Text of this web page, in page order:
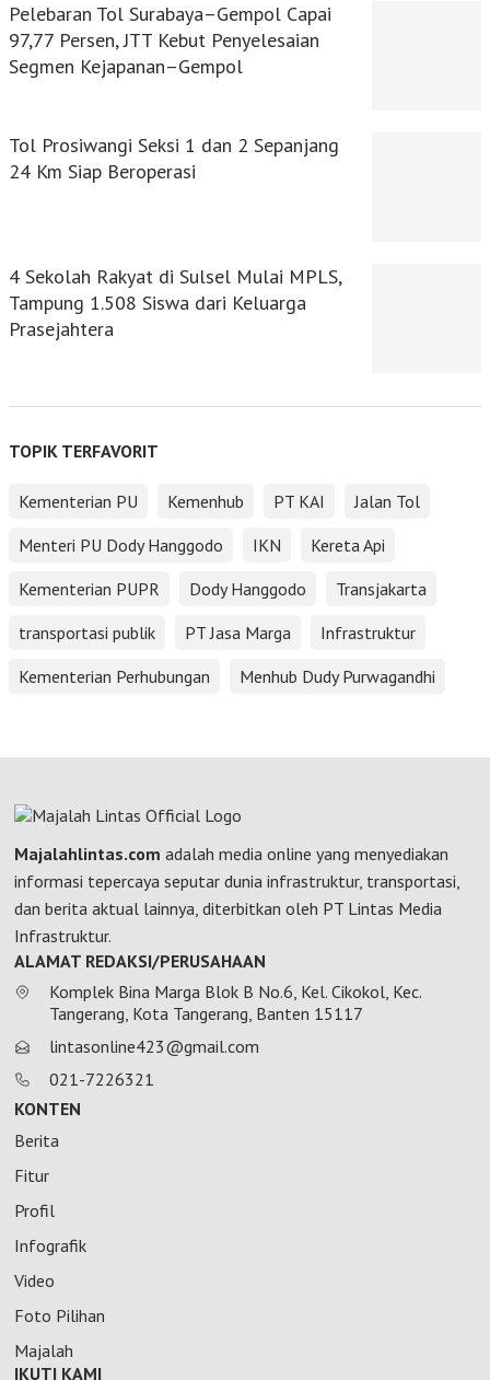
Pelebaran Tol Surabaya–Gempol Capai
97,77 Persen, JTT Kebut Penyelesaian
Segmen Kejapanan–Gempol
Tol Prosiwangi Seksi 1 dan 2 Sepanjang
24 Km Siap Beroperasi
4 Sekolah Rakyat di Sulsel Mulai MPLS,
Tampung 1.508 Siswa dari Keluarga
Prasejahtera
TOPIK TERFAVORIT
Kementerian PU Kemenhub PT KAI
Jalan Tol
Menteri PU Dody Hanggodo
IKN
Kereta Api
Kementerian PUPR
Dody Hanggodo
Transjakarta
transportasi publik
PT Jasa Marga
Infrastruktur
Kementerian Perhubungan
Menhub Dudy Purwagandhi
Majalahlintas.com adalah media online yang menyediakan
informasi tepercaya seputar dunia infrastruktur, transportasi,
dan berita aktual lainnya, diterbitkan oleh PT Lintas Media
Infrastruktur.
ALAMAT REDAKSI/PERUSAHAAN
Komplek Bina Marga Blok B No.6, Kel. Cikokol, Kec.
Tangerang, Kota Tangerang, Banten 15117
lintasonline423@gmail.com
021-7226321
KONTEN
Berita
Fitur
Profil
Infografik
Video
Foto Pilihan
Majalah
IKUTI KAMI